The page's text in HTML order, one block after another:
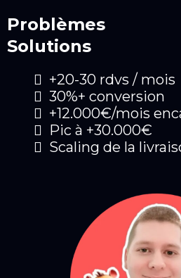
Problèmes
Solutions
+20-30 rdvs / mois
30%+ conversion
+12.000€/mois
Pic à +30.000€
Scaling de la